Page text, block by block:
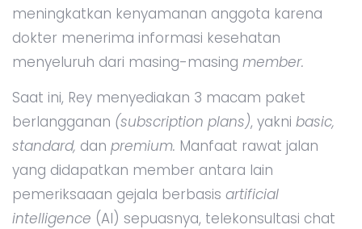
meningkatkan kenyamanan anggota karena
dokter menerima informasi kesehatan
menyeluruh dari masing-masing member.
Saat ini, Rey menyediakan 3 macam paket
berlangganan (subscription plans), yakni basic,
standard, dan premium. Manfaat rawat jalan
yang didapatkan member antara lain
pemeriksaaan gejala berbasis artificial
intelligence (AI) sepuasnya, telekonsultasi chat